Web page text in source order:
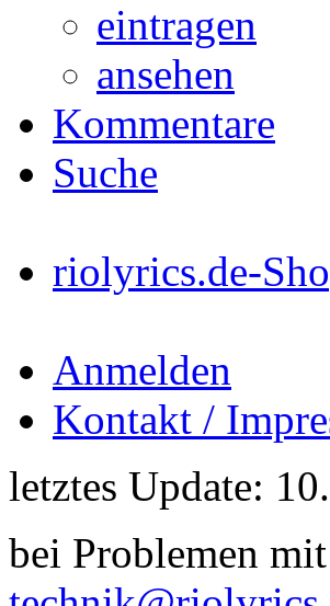
eintragen
ansehen
Kommentare
Suche
riolyrics.de-
Anmelden
Kontakt /
letztes Update:
bei Problemen